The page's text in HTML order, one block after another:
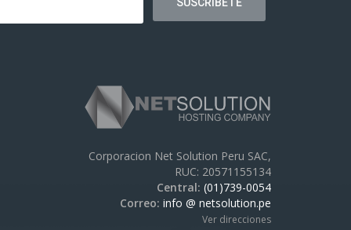
Corporacion Net Solution Peru SAC,
RUC: 20571155134
Central: (01)739-0054
Correo: info @ netsolution.pe
Ver direcciones